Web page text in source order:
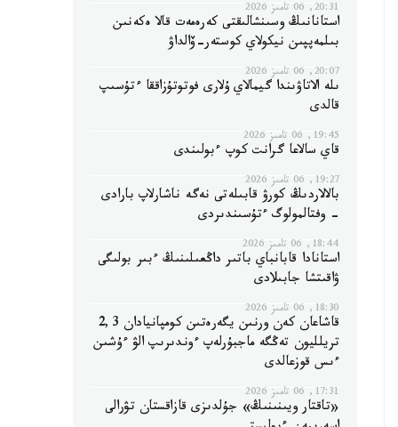
20:31, 06 تامىز 2026
استانانىڭ وسىنشالىقتى كەرەمەت قالا ەكەنىن
بىلمەپپىن نيكولاي كوستەر-ۆالداۋ
20:07, 06 تامىز 2026
ىلە الاتاۋىندا گيمالاي ۇلارى فوتوتۇزاققا ءتۇسىپ
قالدى
19:45, 06 تامىز 2026
قاي سالاعا گرانت كوپ ءبولىندى
19:27, 06 تامىز 2026
بالالاردىڭ كورۋ قابىلەتى نەگە ناشارلاپ بارادى
- وفتالمولوگ ءتۇسىندىردى
18:44, 06 تامىز 2026
استانادا قابانباي باتىر داڭعىلىنىڭ ءبىر بولىگى
ۋاقىتشا جابىلادى
18:30, 06 تامىز 2026
قاشاعان كەن ورنىن يگەرەتىن كومپانيادان 2,3
تريلليون تەڭگە ماجبۇرلەپ ءوندىرىپ الۋ ءۇشىن
ءىس قوزعالدى
17:31, 06 تامىز 2026
«تاقتار ويىنىنىڭ» جۇلدىزى قازاقستان تۋرالى